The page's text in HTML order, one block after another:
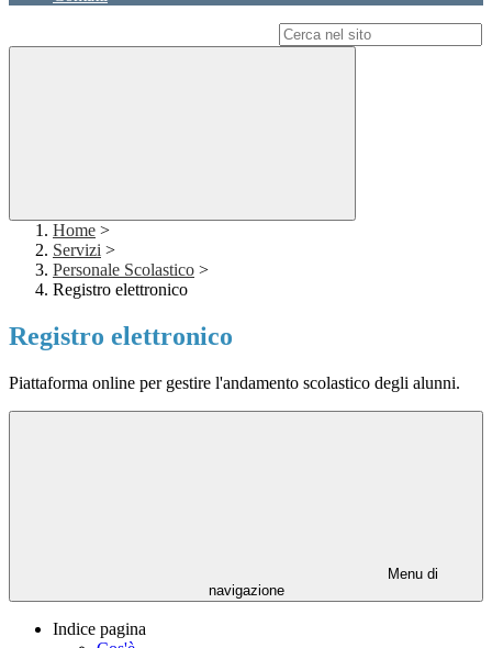
Home >
Servizi >
Personale Scolastico >
Registro elettronico
Registro elettronico
Piattaforma online per gestire l'andamento scolastico degli alunni.
Menu di
navigazione
Indice pagina